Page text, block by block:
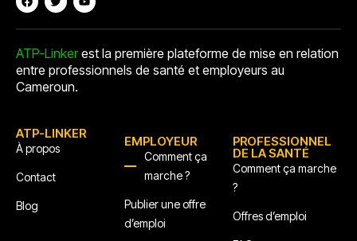
ATP-Linker est la première plateforme de mise en relation
entre professionnels de santé et employeurs au
Cameroun.
ATP-LINKER
À propos
Contact
Blog
EMPLOYEUR
Comment ça
marche ?
Publier une offre
d’emploi
PROFESSIONNEL
DE LA SANTÉ
Comment ça marche
?
Offres d’emploi